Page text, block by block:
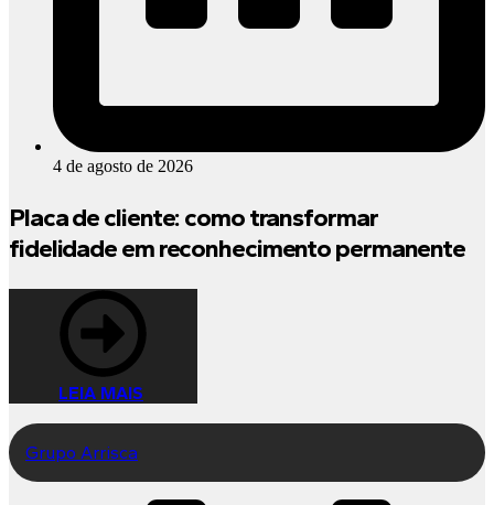
4 de agosto de 2026
Placa de cliente: como transformar
fidelidade em reconhecimento permanente
LEIA MAIS
Grupo Arrisca